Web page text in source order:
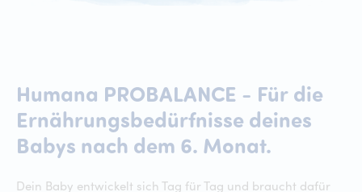
Humana PROBALANCE - Für die
Ernährungsbedürfnisse deines
Babys nach dem 6. Monat.
Dein Baby entwickelt sich Tag für Tag und braucht dafür